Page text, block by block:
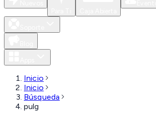
Inicio
Inicio
Búsqueda
pulg